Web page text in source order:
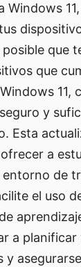
Windows
que
que
11,
y
Esta
a
de
el uso
a